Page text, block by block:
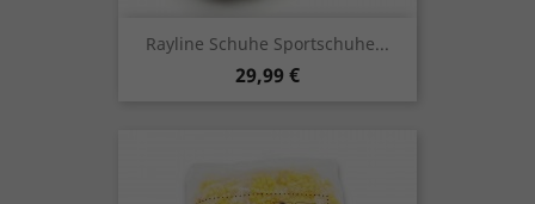
Rayline Schuhe Sportschuhe...
Preis
29,99 €